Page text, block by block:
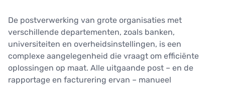
De postverwerking van grote organisaties met
verschillende departementen, zoals banken,
universiteiten en overheidsinstellingen, is een
complexe aangelegenheid die vraagt om efficiënte
oplossingen op maat. Alle uitgaande post – en de
rapportage en facturering ervan – manueel